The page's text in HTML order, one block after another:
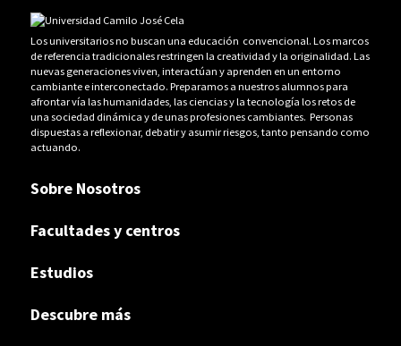
Los universitarios no buscan una educación convencional. Los marcos
de referencia tradicionales restringen la creatividad y la originalidad. Las
nuevas generaciones viven, interactúan y aprenden en un entorno
cambiante e interconectado. Preparamos a nuestros alumnos para
afrontar vía las humanidades, las ciencias y la tecnología los retos de
una sociedad dinámica y de unas profesiones cambiantes. Personas
dispuestas a reflexionar, debatir y asumir riesgos, tanto pensando como
actuando.
Sobre Nosotros
Facultades y centros
Estudios
Descubre más